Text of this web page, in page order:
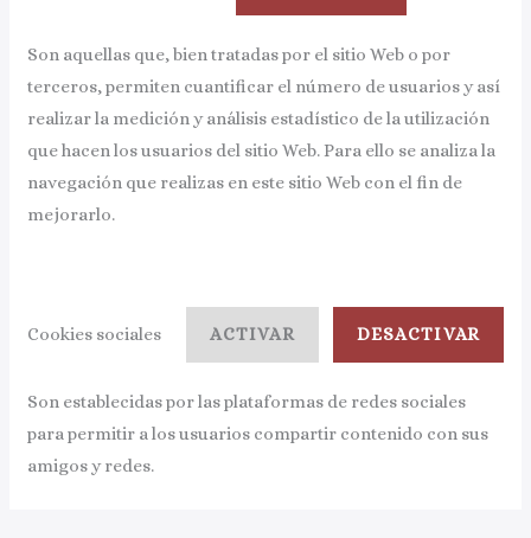
Son aquellas que, bien tratadas por el sitio Web o por
terceros, permiten cuantificar el número de usuarios y así
realizar la medición y análisis estadístico de la utilización
que hacen los usuarios del sitio Web. Para ello se analiza la
navegación que realizas en este sitio Web con el fin de
mejorarlo.
Cookies sociales ACTIVAR DESACTIVAR
Son establecidas por las plataformas de redes sociales
para permitir a los usuarios compartir contenido con sus
amigos y redes.